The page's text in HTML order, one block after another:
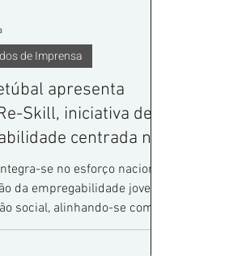
apresenta
Skill, iniciativa de
centrada na
indostânica
se no esforço nacional
da empregabilidade jovem
social, alinhando-se com os
recentemente criada Rede
coligação de
de Imprensa